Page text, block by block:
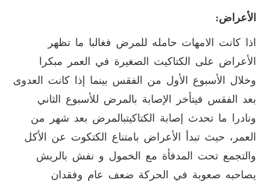
الأعراض:
اذا كانت الامهات حامله للمرض فغالبا ما تظهر
الأعراض على الكتاكيت الصغيرة في العمر مبكرا
وخلال الأسبوع الأول من الفقس بينما إذا كانت العدوى
بعد الفقس فيتأخر الإصابة بالمرض للأسبوع الثاني
ونادرا ما تحدث إصابة الكتاكيتبالمرض بعد شهر من
العمر، حيث تبدأ الأعراض بامتناع الكتكوت عن الأكل
والتجمع تحت المدفأة مع الخمول و نفش بالريش
يصاحبه صعوبة في الحركة ضعف عام وفقدان